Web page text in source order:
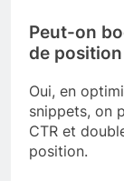
Peut-on
de
Oui, en
snippets, on
CTR et
position.